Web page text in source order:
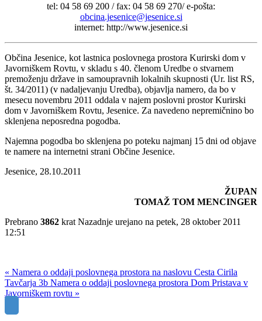
tel: 04 58 69 200 / fax: 04 58 69 270/ e-pošta:
obcina.jesenice@jesenice.si
internet: http://www.jesenice.si
Občina Jesenice, kot lastnica poslovnega prostora Kurirski dom v
Javorniškem Rovtu, v skladu s 40. členom Uredbe o stvarnem
premoženju države in samoupravnih lokalnih skupnosti (Ur. list RS,
št. 34/2011) (v nadaljevanju Uredba), objavlja namero, da bo v
mesecu novembru 2011 oddala v najem poslovni prostor Kurirski
dom v Javorniškem Rovtu, Jesenice. Za navedeno nepremičnino bo
sklenjena neposredna pogodba.
Najemna pogodba bo sklenjena po poteku najmanj 15 dni od objave
te namere na internetni strani Občine Jesenice.
Jesenice, 28.10.2011
ŽUPAN
TOMAŽ TOM MENCINGER
Prebrano 3862 krat Nazadnje urejano na petek, 28 oktober 2011
12:51
« Namera o oddaji poslovnega prostora na naslovu Cesta Cirila
Tavčarja 3b Namera o oddaji poslovnega prostora Dom Pristava v
Javorniškem rovtu »